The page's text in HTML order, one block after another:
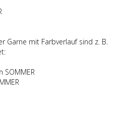
Garne mit Farbverlauf sind z. B.
SOMMER